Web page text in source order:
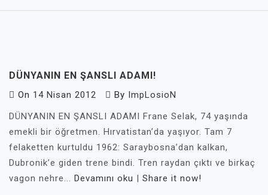
DÜNYANIN EN ŞANSLI ADAMI!
On 14 Nisan 2012 By ImpLosioN
DÜNYANIN EN ŞANSLI ADAMI Frane Selak, 74 yaşında
emekli bir öğretmen. Hırvatistan’da yaşıyor. Tam 7
felaketten kurtuldu 1962: Saraybosna’dan kalkan,
Dubronik’e giden trene bindi. Tren raydan çıktı ve birkaç
vagon nehre... Devamını oku | Share it now!